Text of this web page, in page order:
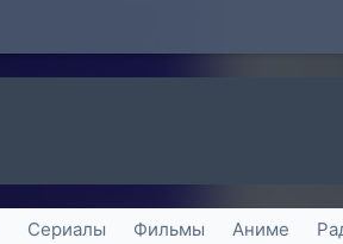
Сериалы Фильмы Аниме